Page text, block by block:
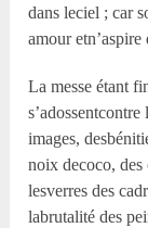
dans leciel ; car
amour
La messe étant
images,
noix decoco, des
lesverres des
labrutalité des